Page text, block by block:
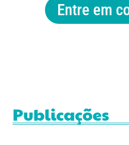
Entre em
Publicações